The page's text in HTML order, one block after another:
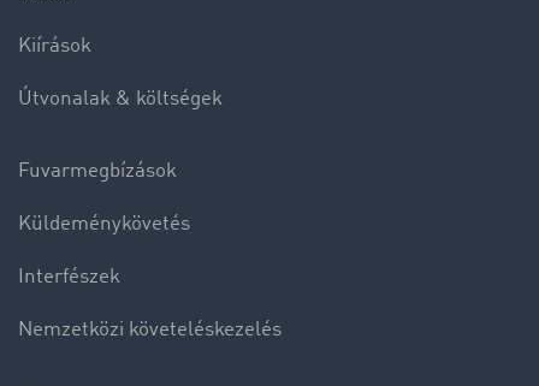
Kiírások
Útvonalak & költségek
Fuvarmegbízások
Küldeménykövetés
Interfészek
Nemzetközi követeléskezelés